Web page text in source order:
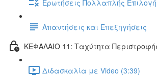
Ερωτήσεις Πολλαπλής
Απαντήσεις και Επεξηγήσεις
ΚΕΦΑΛΑΙΟ 11: Ταχύτητα
Διδασκαλία με Video (3:39)